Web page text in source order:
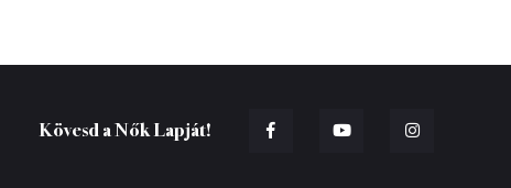
Kövesd a Nők Lapját!